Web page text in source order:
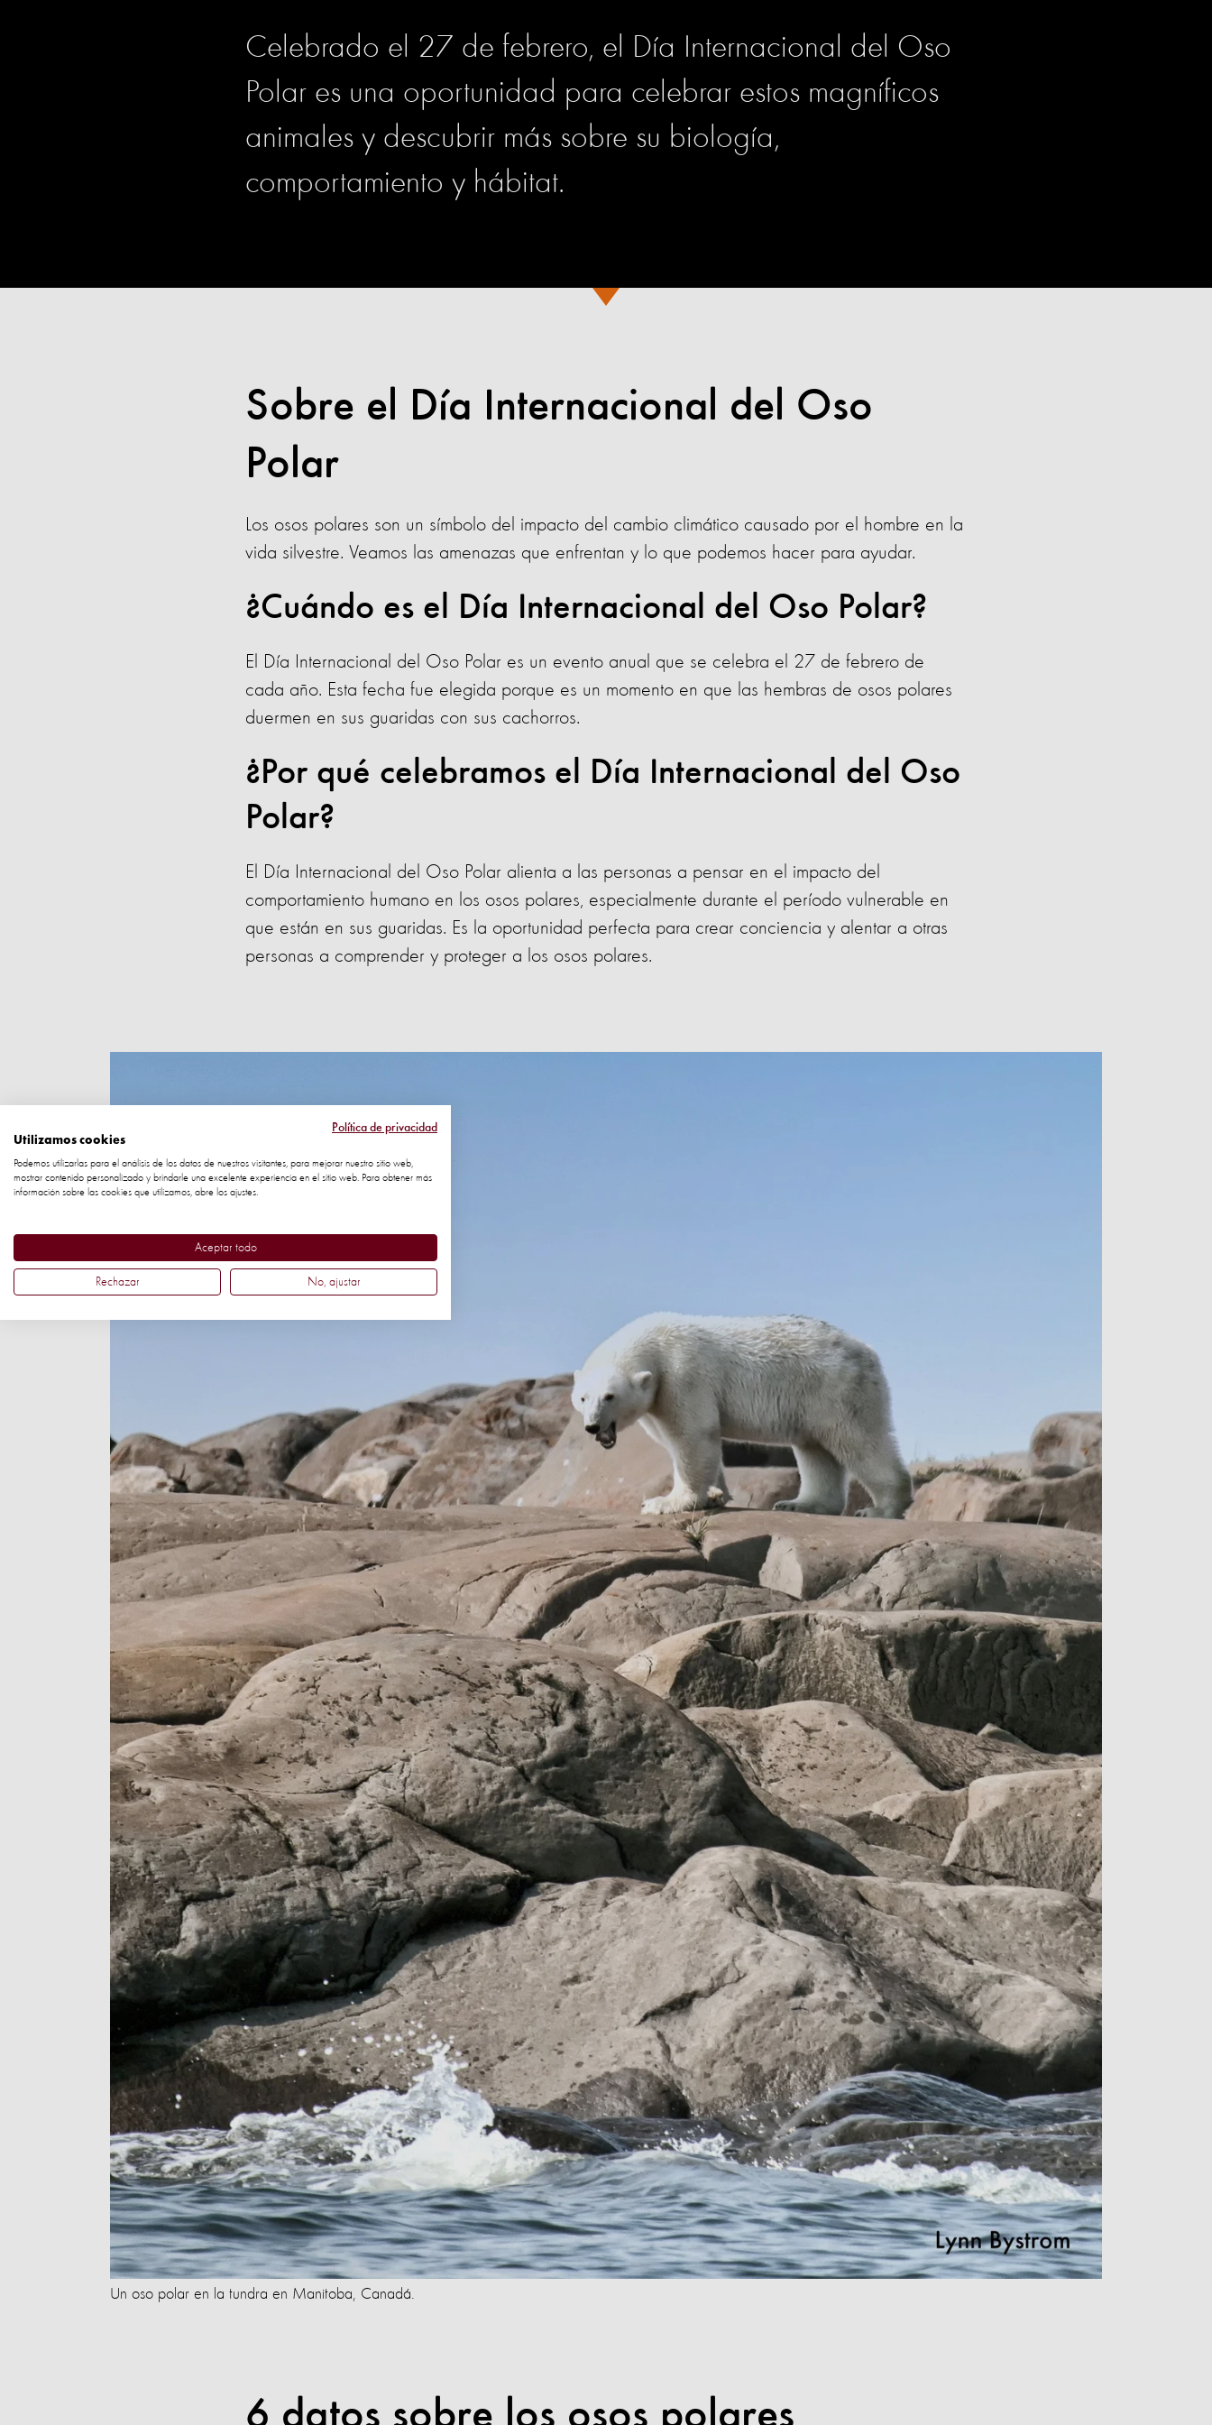
Celebrado el 27 de febrero, el Día Internacional del Oso
Polar es una oportunidad para celebrar estos magníficos
animales y descubrir más sobre su biología,
comportamiento y hábitat.
Sobre el Día Internacional del Oso
Polar
Los osos polares son un símbolo del impacto del cambio climático causado por el hombre en la
vida silvestre. Veamos las amenazas que enfrentan y lo que podemos hacer para ayudar.
¿Cuándo es el Día Internacional del Oso Polar?
El Día Internacional del Oso Polar es un evento anual que se celebra el 27 de febrero de
cada año. Esta fecha fue elegida porque es un momento en que las hembras de osos polares
duermen en sus guaridas con sus cachorros.
¿Por qué celebramos el Día Internacional del Oso
Polar?
El Día Internacional del Oso Polar alienta a las personas a pensar en el impacto del
comportamiento humano en los osos polares, especialmente durante el período vulnerable en
que están en sus guaridas. Es la oportunidad perfecta para crear conciencia y alentar a otras
personas a comprender y proteger a los osos polares.
Un oso polar en la tundra en Manitoba, Canadá.
Política de privacidad
Utilizamos cookies
Podemos utilizarlas para el análisis de los datos de nuestros visitantes, para mejorar nuestro sitio web,
mostrar contenido personalizado y brindarle una excelente experiencia en el sitio web. Para obtener más
información sobre las cookies que utilizamos, abre los ajustes.
Aceptar todo
Rechazar No, ajustar